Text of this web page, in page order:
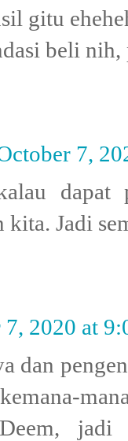
gitu
beli
7,
dapat
kita. Jadi
7, 2020 at
dan
jadi